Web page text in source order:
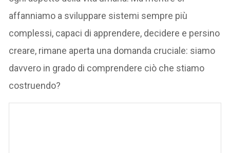
affanniamo a sviluppare sistemi sempre più
complessi, capaci di apprendere, decidere e persino
creare, rimane aperta una domanda cruciale: siamo
davvero in grado di comprendere ciò che stiamo
costruendo?